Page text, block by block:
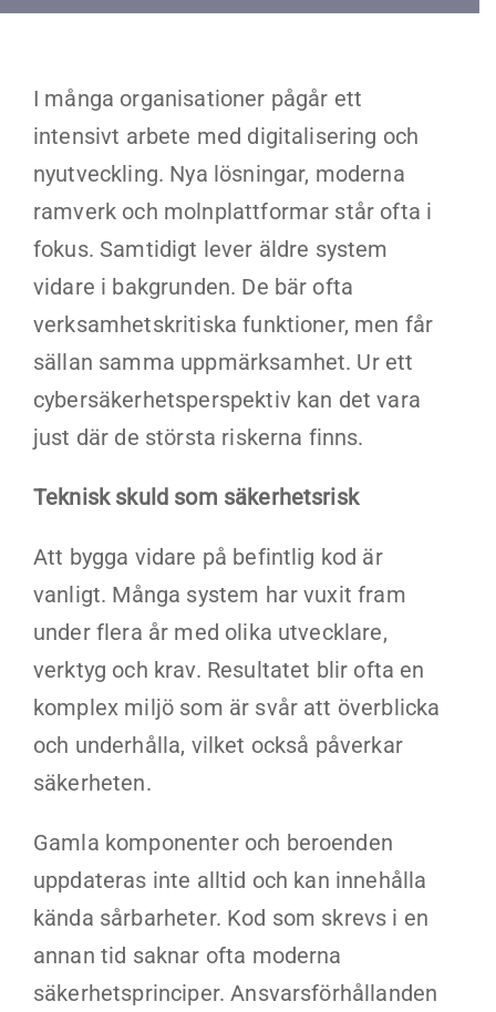
Portal
I många organisationer pågår ett
intensivt arbete med digitalisering och
nyutveckling. Nya lösningar, moderna
ramverk och molnplattformar står ofta i
fokus. Samtidigt lever äldre system
vidare i bakgrunden. De bär ofta
verksamhetskritiska funktioner, men får
sällan samma uppmärksamhet. Ur ett
cybersäkerhetsperspektiv kan det vara
just där de största riskerna finns.
Teknisk skuld som säkerhetsrisk
Att bygga vidare på befintlig kod är
vanligt. Många system har vuxit fram
under flera år med olika utvecklare,
verktyg och krav. Resultatet blir ofta en
komplex miljö som är svår att överblicka
och underhålla, vilket också påverkar
säkerheten.
Gamla komponenter och beroenden
uppdateras inte alltid och kan innehålla
kända sårbarheter. Kod som skrevs i en
annan tid saknar ofta moderna
säkerhetsprinciper. Ansvarsförhållanden